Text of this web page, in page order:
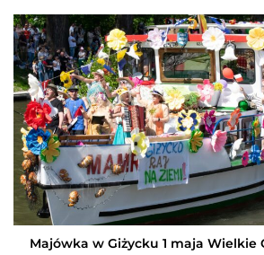
Majówka w Giżycku 1 maja Wielkie